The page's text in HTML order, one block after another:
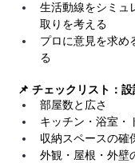
生活動線をシミュ
取りを考える
プロに意見を求め
る
📌 チェックリスト：
部屋数と広さ
キッチン・浴室・
収納スペースの確
外観・屋根・外壁